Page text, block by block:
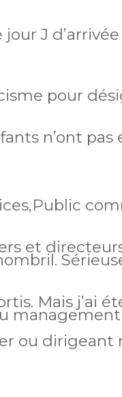
J
pour
n’ont
et
Mais j’ai
management
ou dirigeant